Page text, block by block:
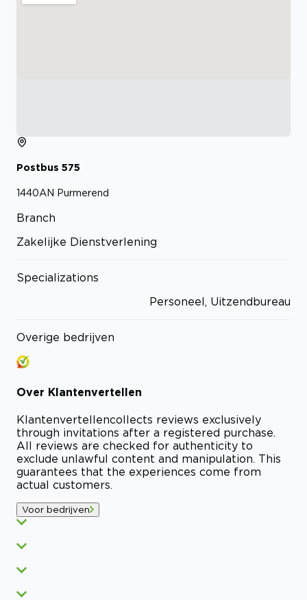
Postbus 575
1440AN Purmerend
Branch
Zakelijke Dienstverlening
Specializations
Personeel, Uitzendbureau
Overige bedrijven
Over Klantenvertellen
Klantenvertellencollects reviews exclusively
through invitations after a registered purchase.
All reviews are checked for authenticity to
exclude unlawful content and manipulation. This
guarantees that the experiences come from
actual customers.
Voor bedrijven